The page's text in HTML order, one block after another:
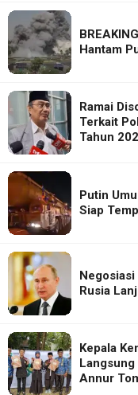
Hantam
Ramai
Terkait
Tahun
Putin
Siap
Negosiasi
Rusia
Kepala
Annur